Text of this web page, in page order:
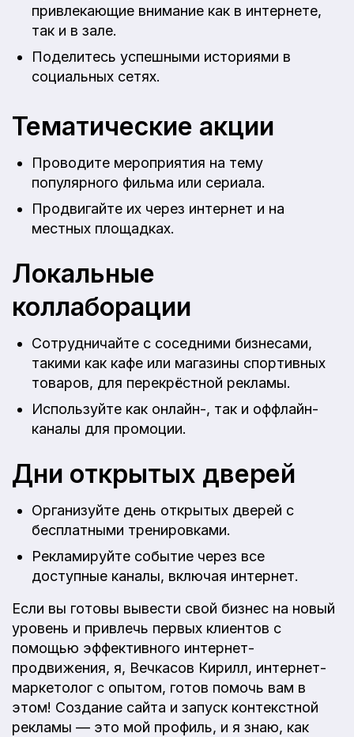
привлекающие внимание как в интернете,
так и в зале.
Поделитесь успешными историями в
социальных сетях.
Тематические акции
Проводите мероприятия на тему
популярного фильма или сериала.
Продвигайте их через интернет и на
местных площадках.
Локальные
коллаборации
Сотрудничайте с соседними бизнесами,
такими как кафе или магазины спортивных
товаров, для перекрёстной рекламы.
Используйте как онлайн-, так и оффлайн-
каналы для промоции.
Дни открытых дверей
Организуйте день открытых дверей с
бесплатными тренировками.
Рекламируйте событие через все
доступные каналы, включая интернет.
Если вы готовы вывести свой бизнес на новый
уровень и привлечь первых клиентов с
помощью эффективного интернет-
продвижения, я, Вечкасов Кирилл, интернет-
маркетолог с опытом, готов помочь вам в
этом! Создание сайта и запуск контекстной
рекламы — это мой профиль, и я знаю, как